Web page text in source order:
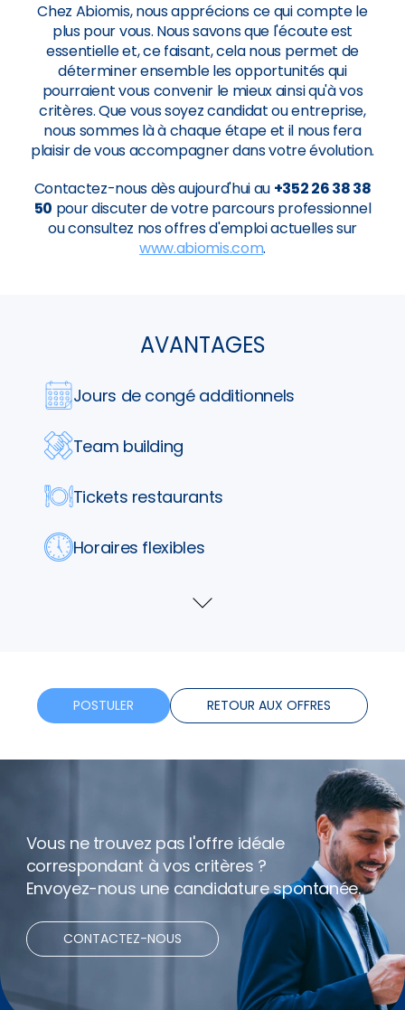
Chez Abiomis, nous apprécions ce qui compte le
plus pour vous. Nous savons que l'écoute est
essentielle et, ce faisant, cela nous permet de
déterminer ensemble les opportunités qui
pourraient vous convenir le mieux ainsi qu'à vos
critères. Que vous soyez candidat ou entreprise,
nous sommes là à chaque étape et il nous fera
plaisir de vous accompagner dans votre évolution.
Contactez-nous dès aujourd'hui au +352 26 38 38
50 pour discuter de votre parcours professionnel
ou consultez nos offres d'emploi actuelles sur
www.abiomis.com.
AVANTAGES
Jours de congé additionnels
Team building
Tickets restaurants
Horaires flexibles
Voir
POSTULER RETOUR AUX OFFRES
Vous ne trouvez pas l'offre idéale
correspondant à vos critères ?
Envoyez-nous une candidature spontanée.
CONTACTEZ-NOUS